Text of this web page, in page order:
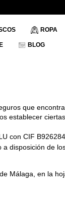
ROPA
BLOG
que
establecer
con CIF
disposición de
Málaga, en la